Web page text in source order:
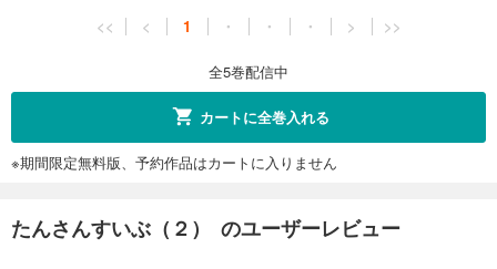
<< < 1 ・ ・ ・ > >>
全5巻配信中
カートに全巻入れる
※期間限定無料版、予約作品はカートに入りません
たんさんすいぶ（２） のユーザーレビュー